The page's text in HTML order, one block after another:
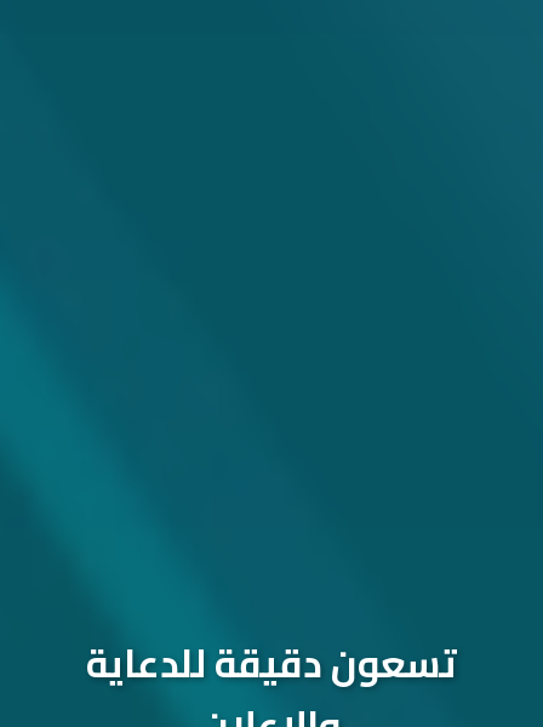
تسعون دقيقة للدعاية